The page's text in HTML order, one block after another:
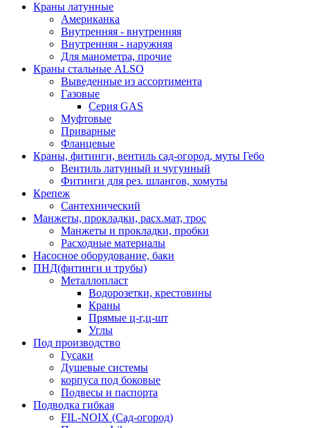
Краны латунные
Американка
Внутренняя - внутренняя
Внутренняя - наружняя
Для манометра, прочие
Краны стальные ALSO
Выведенные из ассортимента
Газовые
Серия GAS
Муфтовые
Приварные
Фланцевые
Краны, фитинги, вентиль сад-огород, муты Гебо
Вентиль латунный и чугунный
Фитинги для рез. шлангов, хомуты
Крепеж
Сантехнический
Манжеты, прокладки, расх.мат, трос
Манжеты и прокладки, пробки
Расходные материалы
Насосное оборудование, баки
ПНД(фитинги и трубы)
Металлопласт
Водорозетки, крестовины
Краны
Прямые ц-г,ц-шт
Углы
Под производство
Гусаки
Душевые системы
корпуса под боковые
Подвесы и паспорта
Подводка гибкая
FIL-NOIX (Сад-огород)